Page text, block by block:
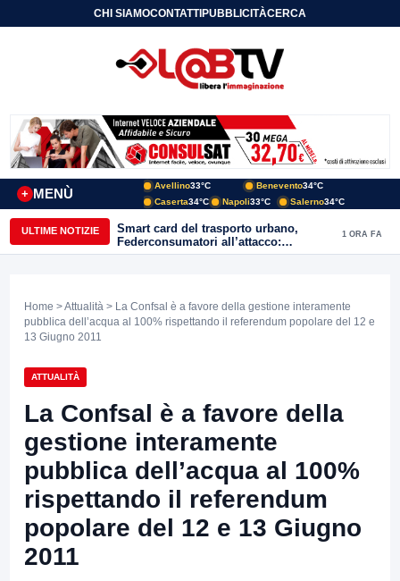
CHI SIAMOCONTATTIPUBBLICITÀCERCA
MENÙ
+
Avellino33°C Benevento34°C
Caserta34°C Napoli33°C Salerno34°C
ULTIME NOTIZIE
Smart card del trasporto urbano,
Federconsumatori all’attacco:
«Benevento ha bisogno di uno
1 ORA FA
Home >Attualità > La Confsal è a favore della gestione interamente
pubblica dell’acqua al 100% rispettando il referendum popolare del 12 e
13 Giugno 2011
ATTUALITÀ
La Confsal è a favore della
gestione interamente
pubblica dell’acqua al 100%
rispettando il referendum
popolare del 12 e 13 Giugno
2011